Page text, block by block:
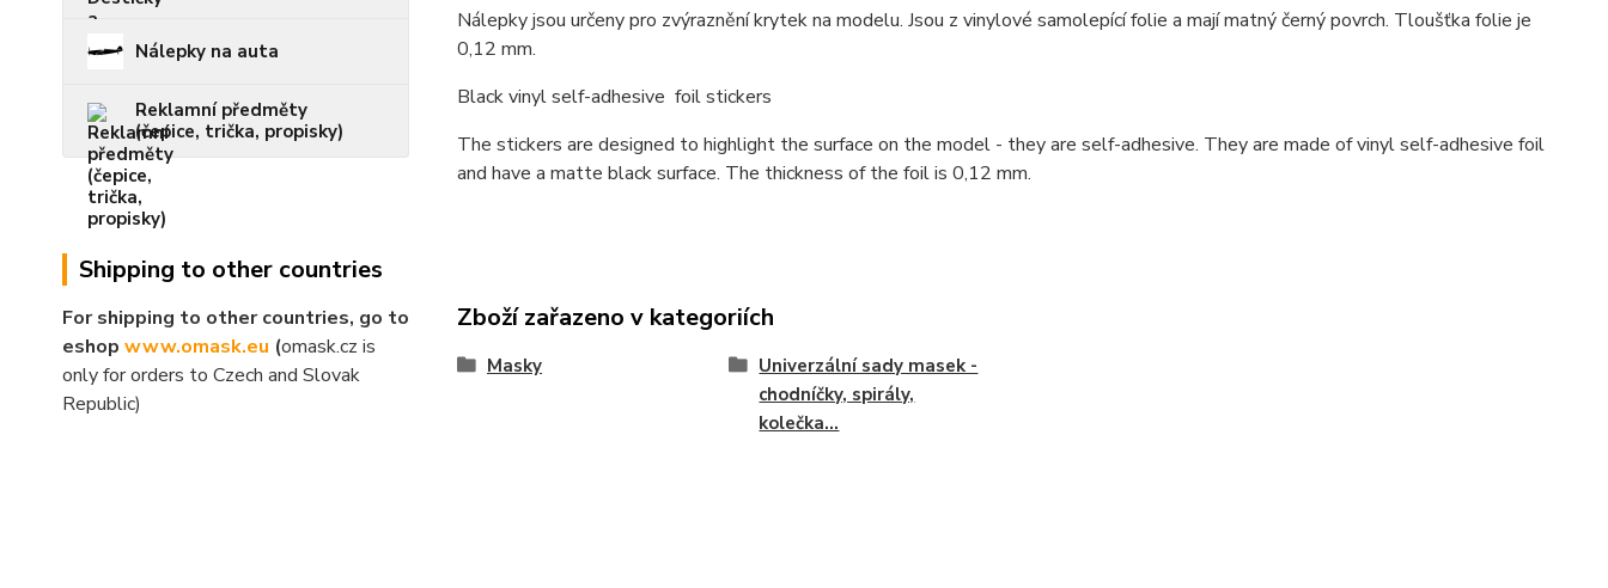
Nálepky na auta
Reklamní předměty
(čepice, trička, propisky)
Shipping to other countries
For shipping to other countries, go to
eshop www.omask.eu (omask.cz is
only for orders to Czech and Slovak
Republic)
Nálepky jsou určeny pro zvýraznění krytek na modelu. Jsou z vinylové samolepící folie a mají matný černý povrch. Tloušťka folie je
0,12 mm.
Black vinyl self-adhesive foil stickers
The stickers are designed to highlight the surface on the model - they are self-adhesive. They are made of vinyl self-adhesive foil
and have a matte black surface. The thickness of the foil is 0,12 mm.
Zboží zařazeno v kategoriích
Masky
Univerzální sady masek -
chodníčky, spirály,
kolečka...